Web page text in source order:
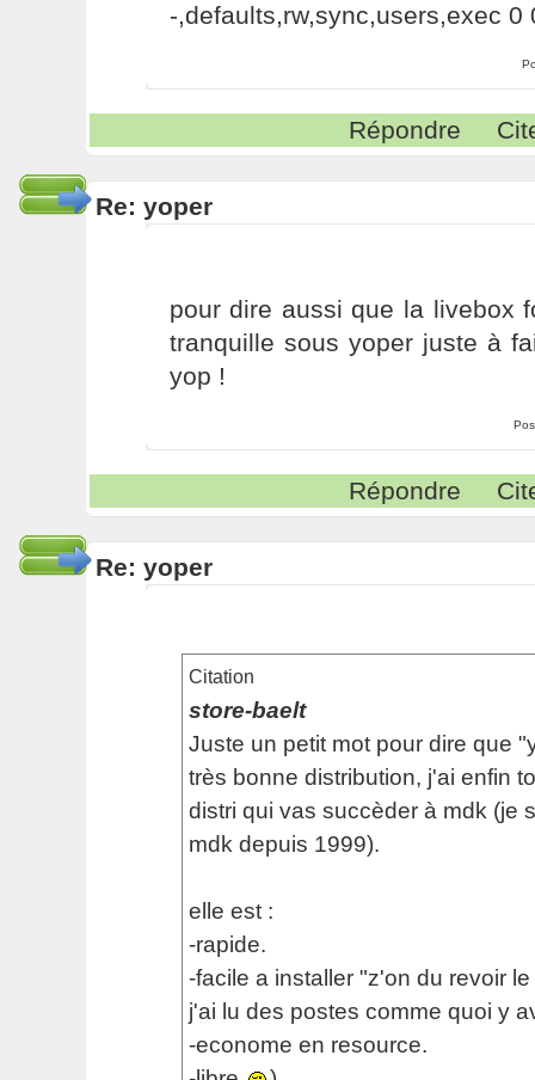
-,defaults,rw,sync,users,exec 0
Répondre
Re: yoper
pour dire aussi que la livebox
tranquille sous yoper juste à
yop !
Répondre
Re: yoper
Citation
store-baelt
Juste un petit mot pour dire que
très bonne distribution, j'ai enfin
distri qui vas succèder à mdk (je
mdk depuis 1999).
elle est :
-rapide.
-facile a installer "z'on du revoir
j'ai lu des postes comme quoi y
-econome en resource.